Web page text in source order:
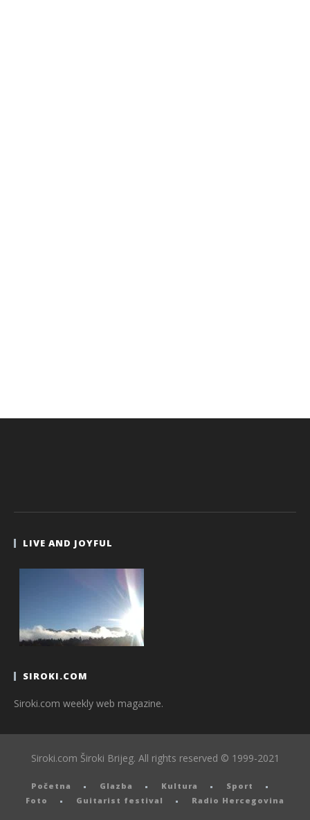
LIVE AND JOYFUL
SIROKI.COM
Siroki.com weekly web magazine.
Siroki.com Široki Brijeg. All rights reserved © 1999-2021
Početna Glazba Kultura
Sport
Foto
Guitarist festival Radio Hercegovina